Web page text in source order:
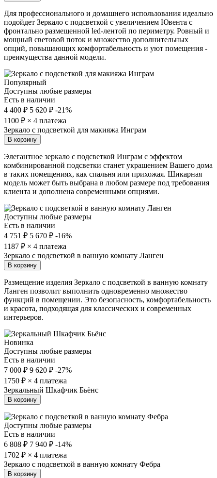
Для профессионального и домашнего использования идеально
подойдет Зеркало с подсветкой с увеличением Ювента с
фронтально размещенной led-лентой по периметру. Ровный и
мощный световой поток и множество дополнительных
опций, повышающих комфортабельность и уют помещения -
преимущества данной модели.
Популярный
Доступны любые размеры
Есть в наличии
4 400 ₽ 5 620 ₽ -21%
1100 ₽ × 4 платежа
Зеркало с подсветкой для макияжа Инграм
В корзину
Элегантное зеркало с подсветкой Инграм с эффектом
комбинированной подсветки станет украшением Вашего дома
в таких помещениях, как спальня или прихожая. Шикарная
модель может быть выбрана в любом размере под требования
клиента и дополнена современными опциями.
Доступны любые размеры
Есть в наличии
4 751 ₽ 5 670 ₽ -16%
1187 ₽ × 4 платежа
Зеркало с подсветкой в ванную комнату Ланген
В корзину
Размещение изделия Зеркало с подсветкой в ванную комнату
Ланген позволит выполнить одновременно множество
функций в помещении. Это безопасность, комфортабельность
и красота, подходящая для классических и современных
интерьеров.
Новинка
Доступны любые размеры
Есть в наличии
7 000 ₽ 9 620 ₽ -27%
1750 ₽ × 4 платежа
Зеркальный Шкафчик Бьёнс
В корзину
Доступны любые размеры
Есть в наличии
6 808 ₽ 7 940 ₽ -14%
1702 ₽ × 4 платежа
Зеркало с подсветкой в ванную комнату Фебра
В корзину